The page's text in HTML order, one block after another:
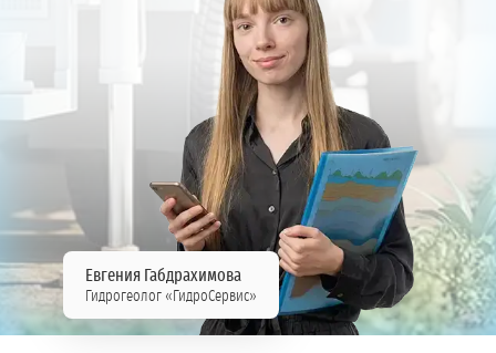
Евгения Габдрахимова
Гидрогеолог «ГидроСервис»